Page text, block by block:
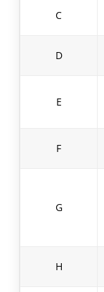
C
D
E
F
G
H